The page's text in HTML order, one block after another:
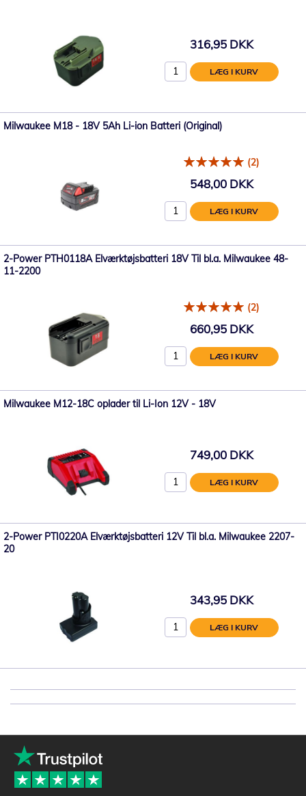
316,95 DKK
LÆG I KURV
Milwaukee M18 - 18V 5Ah Li-ion Batteri (Original)
(2)
548,00 DKK
LÆG I KURV
2-Power PTH0118A Elværktøjsbatteri 18V Til bl.a. Milwaukee 48-
11-2200
(2)
660,95 DKK
LÆG I KURV
Milwaukee M12-18C oplader til Li-Ion 12V - 18V
749,00 DKK
LÆG I KURV
2-Power PTI0220A Elværktøjsbatteri 12V Til bl.a. Milwaukee 2207-
20
343,95 DKK
LÆG I KURV